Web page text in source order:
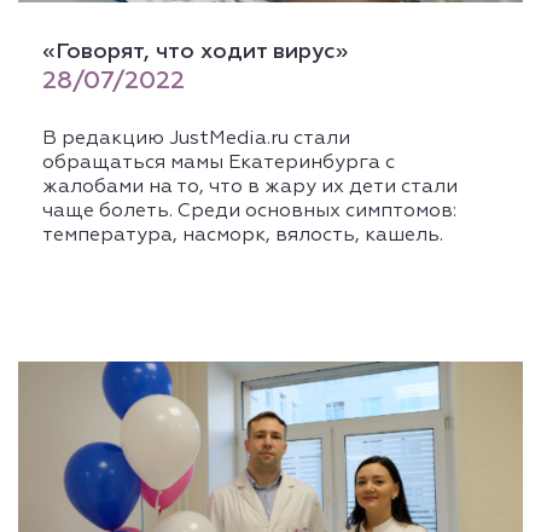
«Говорят, что ходит вирус»
28/07/2022
В редакцию JustMedia.ru стали
обращаться мамы Екатеринбурга с
жалобами на то, что в жару их дети стали
чаще болеть. Среди основных симптомов:
температура, насморк, вялость, кашель.